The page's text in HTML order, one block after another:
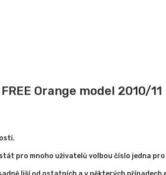
Orange model 2010/11
pro mnoho uživatelů volbou číslo jedna